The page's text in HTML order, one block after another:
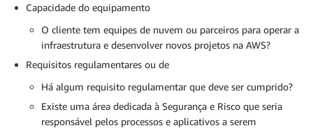
Capacidade do equipamento
O cliente tem equipes de nuvem ou parceiros para operar a
infraestrutura e desenvolver novos projetos na AWS?
Requisitos regulamentares ou de
Há algum requisito regulamentar que deve ser cumprido?
Existe uma área dedicada à Segurança e Risco que seria
responsável pelos processos e aplicativos a serem